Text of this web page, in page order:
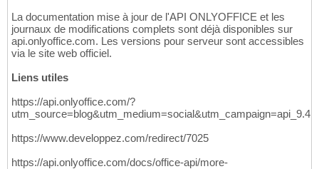
La documentation mise à jour de l'API ONLYOFFICE et les
journaux de modifications complets sont déjà disponibles sur
api.onlyoffice.com. Les versions pour serveur sont accessibles
via le site web officiel.
Liens utiles
https://api.onlyoffice.com/?
utm_source=blog&utm_medium=social&utm_campaign=api_9.4
https://www.developpez.com/redirect/7025
https://api.onlyoffice.com/docs/office-api/more-